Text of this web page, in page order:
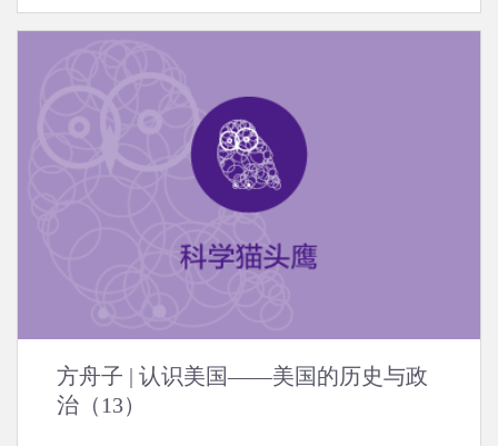
方舟子 | 认识美国——美国的历史与政
治（13）